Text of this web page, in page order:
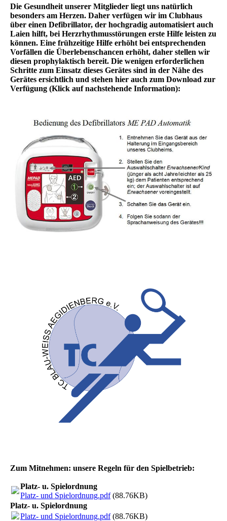
Die Gesundheit unserer Mitglieder liegt uns natürlich
besonders am Herzen. Daher verfügen wir im Clubhaus
über einen Defibrillator, der hochgradig automatisiert auch
Laien hilft, bei Herzrhythmusstörungen erste Hilfe leisten zu
können. Eine frühzeitige Hilfe erhöht bei entsprechenden
Vorfällen die Überlebenschancen erhöht, daher stellen wir
diesen prophylaktisch bereit. Die wenigen erforderlichen
Schritte zum Einsatz dieses Gerätes sind in der Nähe des
Gerätes ersichtlich und stehen hier auch zum Download zur
Verfügung (Klick auf nachstehende Information):
Zum Mitnehmen: unsere Regeln für den Spielbetrieb:
Platz- u. Spielordnung
Platz- und Spielordnung.pdf(88.76KB)
Platz- u. Spielordnung
Platz- und Spielordnung.pdf(88.76KB)